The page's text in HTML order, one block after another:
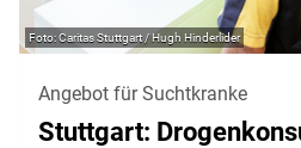
Caritas Stuttgart / Hugh Hinderlider
Angebot für Suchtkranke
Stuttgart: